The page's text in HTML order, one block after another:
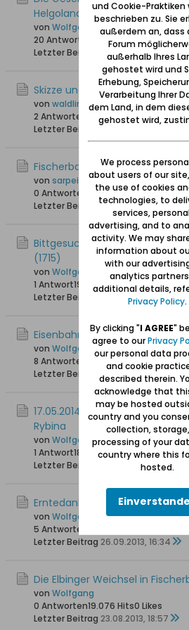
Helgoland
von Wolfgang
20 Antworten
37.894 Hits0 Likes
Letzter Beitrag
05.12.2022, 19:25
Skizze und Luftaufnahme
von waldling +6.8.2023
2 Antworten
9.115 Hits0 Likes
Letzter Beitrag
03.07.2020, 19:19
Fischerbabke -
von sarpei
0 Antworten
20.034 Hits0 Likes
Letzter Beitrag
21.04.2016, 08:18
Bittgesuch der Fischerbabker
(1715)
von Wolfgang
1 Antwort19.501 Hits0 Likes
Letzter Beitrag
03.02.2016, 12:53
Eisenbahndrehbrücke
von Wolfgang
8 Antworten
26.705 Hits
0 Likes
Letzter Beitrag
11.01.2015, 20:47
17.05.2014: Eröffnung
Rybina
von Wolfgang
1 Antwort18.301 Hits0 Likes
Letzter Beitrag
18.05.2014, 10:04
Erntedankfest auf Helgoland /
von Wolfgang
5 Antworten
Letzter Beitrag 26.09.2013, 16:34
Die Elbinger Weichsel in
von Wolfgang
0 Antworten19.076 Hits0 Likes
Letzter Beitrag 23.08.2013, 18:57
und Cookie-Praktiken
beschrieben zu. Sie
außerdem an, dass
Forum
außerhalb Ihres
gehostet wird und
Erhebung,
Verarbeitung Ihrer
dem Land, in dem
gehostet wird,
We process
about users of our
the use of cookies
technologies, to
services,
advertising, and to
activity. We may
information about
with our
analytics
additional details,
Privacy Policy.
By clicking "I AGREE"
agree to ourPrivacy
our personal data
and cookie
described therein.
acknowledge that
may be hosted
country and you
collection,
processing of your
country where this
hosted.